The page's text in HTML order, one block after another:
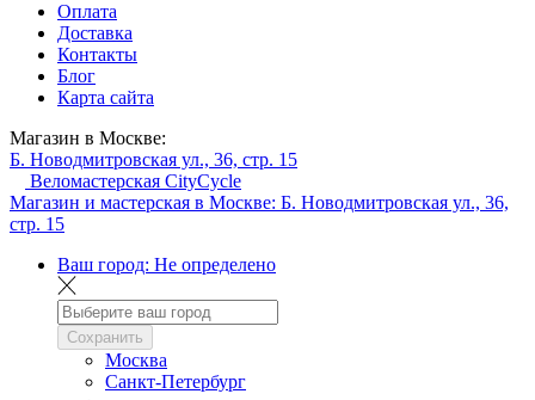
Оплата
Доставка
Контакты
Блог
Карта сайта
Магазин в Москве:
Б. Новодмитровская ул., 36, стр. 15
Веломастерская CityCycle
Магазин и мастерская в Москве: Б. Новодмитровская ул., 36,
стр. 15
Ваш город: Не определено
Сохранить
Москва
Санкт-Петербург